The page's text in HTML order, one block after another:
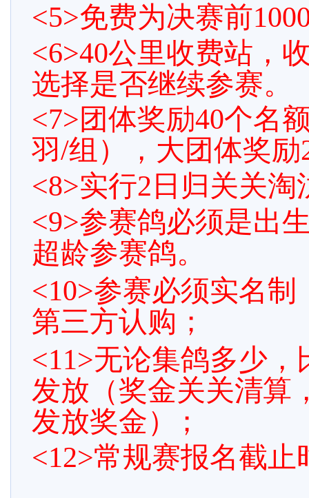
<5>免费为决赛前
<6>40公里收费站，
选择是否继续参赛。
<7>团体奖励40个名
羽/组），大团体奖
<8>实行2日归关关淘
<9>参赛鸽必须是出
超龄参赛鸽。
<10>参赛必须实名
第三方认购；
<11>无论集鸽多少，
发放（奖金关关清算
发放奖金）；
<12>常规赛报名截